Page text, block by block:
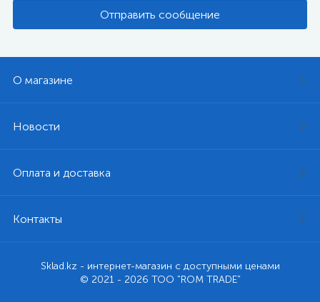
Отправить сообщение
О магазине
Новости
Оплата и доставка
Контакты
Sklad.kz - интернет-магазин с доступными ценами
© 2021 - 2026 ТОО "ROM TRADE"